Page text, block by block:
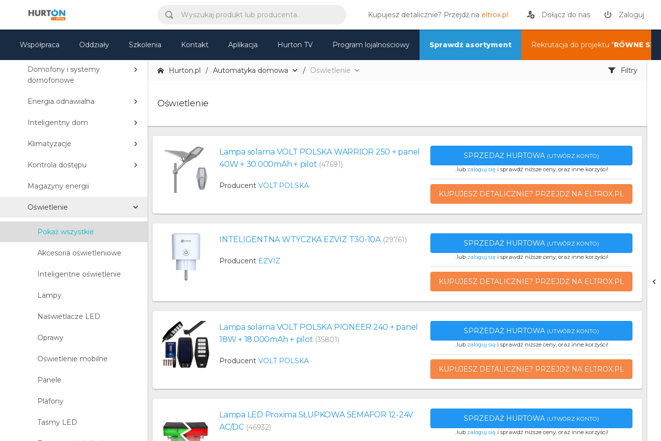
Kupujesz detalicznie? Przejdź na eltrox.pl Dołącz do nas Zaloguj
Współpraca Oddziały Szkolenia Kontakt Aplikacja Hurton TV Program lojalnościowy Sprawdź asortyment Rekrutacja do projektu "RÓWNE
Automatyka bram
Domofony i systemy
domofonowe
Energia odnawialna
Inteligentny dom
Klimatyzacje
Kontrola dostępu
Magazyny energii
Oświetlenie
Pokaż wszystkie
Akcesoria oświetleniowe
Inteligentne oświetlenie
Lampy
Naświetlacze LED
Oprawy
Oświetlenie mobilne
Panele
Plafony
Taśmy LED
Hurton.pl Automatyka domowa Oświetlenie Filtry
Oświetlenie
Lampa solarna VOLT POLSKA WARRIOR 250 + panel
40W + 30.000mAh + pilot (47691)
Producent VOLT POLSKA
SPRZEDAŻ HURTOWA (UTWÓRZ KONTO)
..lub zaloguj sięi sprawdź niższe ceny, oraz inne korzyści!
KUPUJESZ DETALICZNIE? PRZEJDŹ NA ELTROX.PL
INTELIGENTNA WTYCZKA EZVIZ T30-10A (29761)
Producent EZVIZ
SPRZEDAŻ HURTOWA (UTWÓRZ KONTO)
..lub zaloguj sięi sprawdź niższe ceny, oraz inne korzyści!
KUPUJESZ DETALICZNIE? PRZEJDŹ NA ELTROX.PL
Lampa solarna VOLT POLSKA PIONEER 240 + panel
18W + 18.000mAh + pilot (35801)
Producent VOLT POLSKA
SPRZEDAŻ HURTOWA (UTWÓRZ KONTO)
..lub zaloguj sięi sprawdź niższe ceny, oraz inne korzyści!
KUPUJESZ DETALICZNIE? PRZEJDŹ NA ELTROX.PL
Lampa LED Proxima SŁUPKOWA SEMAFOR 12-24V
AC/DC (46932)
SPRZEDAŻ HURTOWA (UTWÓRZ KONTO)
..lub zaloguj sięi sprawdź niższe ceny, oraz inne korzyści!